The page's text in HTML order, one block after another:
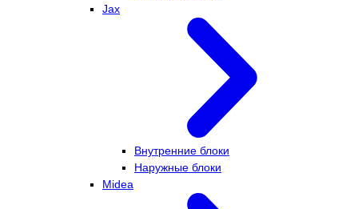
Jax
Внутренние блоки
Наружные блоки
Midea